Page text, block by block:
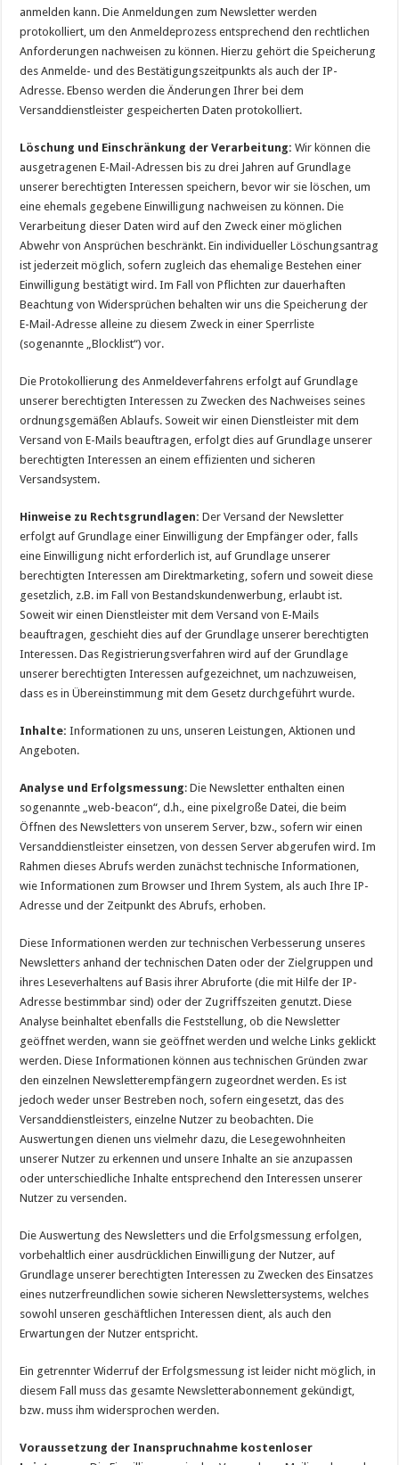
anmelden kann. Die Anmeldungen zum Newsletter werden
protokolliert, um den Anmeldeprozess entsprechend den rechtlichen
Anforderungen nachweisen zu können. Hierzu gehört die Speicherung
des Anmelde- und des Bestätigungszeitpunkts als auch der IP-
Adresse. Ebenso werden die Änderungen Ihrer bei dem
Versanddienstleister gespeicherten Daten protokolliert.
Löschung und Einschränkung der Verarbeitung: Wir können die
ausgetragenen E-Mail-Adressen bis zu drei Jahren auf Grundlage
unserer berechtigten Interessen speichern, bevor wir sie löschen, um
eine ehemals gegebene Einwilligung nachweisen zu können. Die
Verarbeitung dieser Daten wird auf den Zweck einer möglichen
Abwehr von Ansprüchen beschränkt. Ein individueller Löschungsantrag
ist jederzeit möglich, sofern zugleich das ehemalige Bestehen einer
Einwilligung bestätigt wird. Im Fall von Pflichten zur dauerhaften
Beachtung von Widersprüchen behalten wir uns die Speicherung der
E-Mail-Adresse alleine zu diesem Zweck in einer Sperrliste
(sogenannte „Blocklist“) vor.
Die Protokollierung des Anmeldeverfahrens erfolgt auf Grundlage
unserer berechtigten Interessen zu Zwecken des Nachweises seines
ordnungsgemäßen Ablaufs. Soweit wir einen Dienstleister mit dem
Versand von E-Mails beauftragen, erfolgt dies auf Grundlage unserer
berechtigten Interessen an einem effizienten und sicheren
Versandsystem.
Hinweise zu Rechtsgrundlagen: Der Versand der Newsletter
erfolgt auf Grundlage einer Einwilligung der Empfänger oder, falls
eine Einwilligung nicht erforderlich ist, auf Grundlage unserer
berechtigten Interessen am Direktmarketing, sofern und soweit diese
gesetzlich, z.B. im Fall von Bestandskundenwerbung, erlaubt ist.
Soweit wir einen Dienstleister mit dem Versand von E-Mails
beauftragen, geschieht dies auf der Grundlage unserer berechtigten
Interessen. Das Registrierungsverfahren wird auf der Grundlage
unserer berechtigten Interessen aufgezeichnet, um nachzuweisen,
dass es in Übereinstimmung mit dem Gesetz durchgeführt wurde.
Inhalte: Informationen zu uns, unseren Leistungen, Aktionen und
Angeboten.
Analyse und Erfolgsmessung: Die Newsletter enthalten einen
sogenannte „web-beacon“, d.h., eine pixelgroße Datei, die beim
Öffnen des Newsletters von unserem Server, bzw., sofern wir einen
Versanddienstleister einsetzen, von dessen Server abgerufen wird. Im
Rahmen dieses Abrufs werden zunächst technische Informationen,
wie Informationen zum Browser und Ihrem System, als auch Ihre IP-
Adresse und der Zeitpunkt des Abrufs, erhoben.
Diese Informationen werden zur technischen Verbesserung unseres
Newsletters anhand der technischen Daten oder der Zielgruppen und
ihres Leseverhaltens auf Basis ihrer Abruforte (die mit Hilfe der IP-
Adresse bestimmbar sind) oder der Zugriffszeiten genutzt. Diese
Analyse beinhaltet ebenfalls die Feststellung, ob die Newsletter
geöffnet werden, wann sie geöffnet werden und welche Links geklickt
werden. Diese Informationen können aus technischen Gründen zwar
den einzelnen Newsletterempfängern zugeordnet werden. Es ist
jedoch weder unser Bestreben noch, sofern eingesetzt, das des
Versanddienstleisters, einzelne Nutzer zu beobachten. Die
Auswertungen dienen uns vielmehr dazu, die Lesegewohnheiten
unserer Nutzer zu erkennen und unsere Inhalte an sie anzupassen
oder unterschiedliche Inhalte entsprechend den Interessen unserer
Nutzer zu versenden.
Die Auswertung des Newsletters und die Erfolgsmessung erfolgen,
vorbehaltlich einer ausdrücklichen Einwilligung der Nutzer, auf
Grundlage unserer berechtigten Interessen zu Zwecken des Einsatzes
eines nutzerfreundlichen sowie sicheren Newslettersystems, welches
sowohl unseren geschäftlichen Interessen dient, als auch den
Erwartungen der Nutzer entspricht.
Ein getrennter Widerruf der Erfolgsmessung ist leider nicht möglich, in
diesem Fall muss das gesamte Newsletterabonnement gekündigt,
bzw. muss ihm widersprochen werden.
Voraussetzung der Inanspruchnahme kostenloser